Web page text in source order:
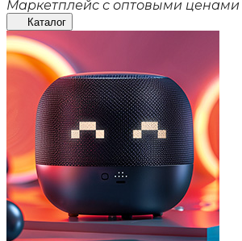
Маркетплейс с оптовыми ценами
Каталог